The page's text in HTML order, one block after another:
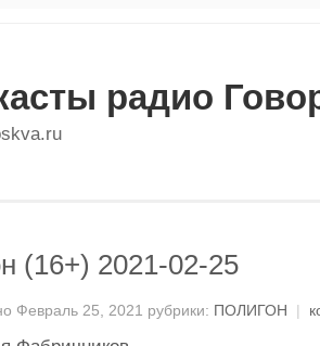
радио
(16+) 2021-02-25
Февраль 25, 2021 рубрики: ПОЛИГОН |